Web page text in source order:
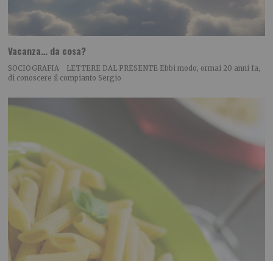
Vacanza… da cosa?
SOCIOGRAFIA LETTERE DAL PRESENTE Ebbi modo, ormai 20 anni fa,
di conoscere il compianto Sergio